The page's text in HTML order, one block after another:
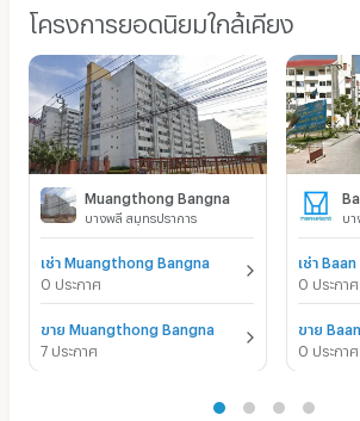
โครงการยอดนิยมใกล้เคียง
Muangthong Bangna
บางพลี สมุทรปราการ
เช่า Muangthong Bangna
0 ประกาศ
ขาย Muangthong Bangna
7 ประกาศ
บา
0 ประกาศ
0 ประกาศ